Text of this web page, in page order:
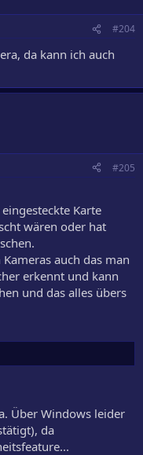
#204
da kann ich auch
#205
Karte
wären oder hat
auch das man
erkennt und kann
und das alles übers
Über Windows leider
da